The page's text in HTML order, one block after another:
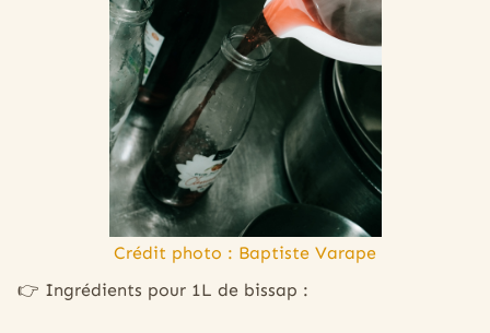
Crédit photo : Baptiste Varape
👉 Ingrédients pour 1L de bissap :